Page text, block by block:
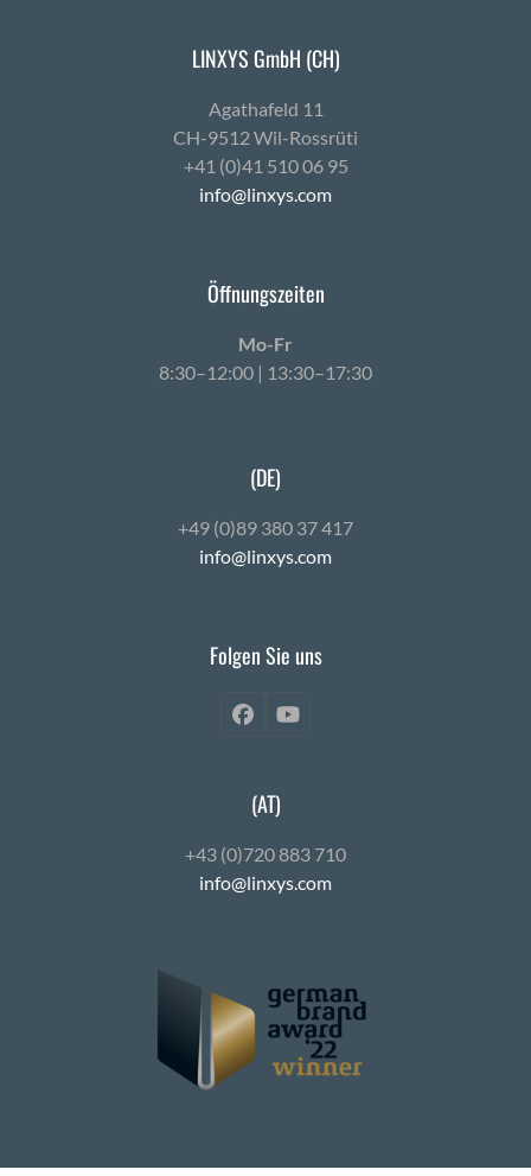
LINXYS GmbH (CH)
Agath­afeld 11
CH-9512 Wil-Ross­rüti
+41 (0)41 510 06 95
info@linxys.com
Öffnungszeiten
Mo-Fr
8:30–12:00 | 13:30–17:30
(DE)
+49 (0)89 380 37 417
info@linxys.com
Folgen Sie uns
FacebookYouTube
(AT)
+43 (0)720 883 710
info@linxys.com